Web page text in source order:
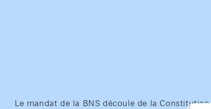
Le mandat de la BNS découle de la